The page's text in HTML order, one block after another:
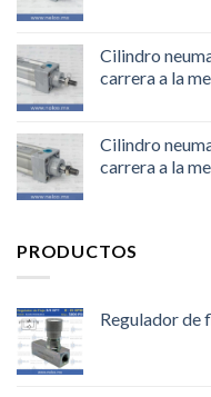
Cilindro
carrera a la
Cilindro
carrera a la
PRODUCTOS
Regulador de